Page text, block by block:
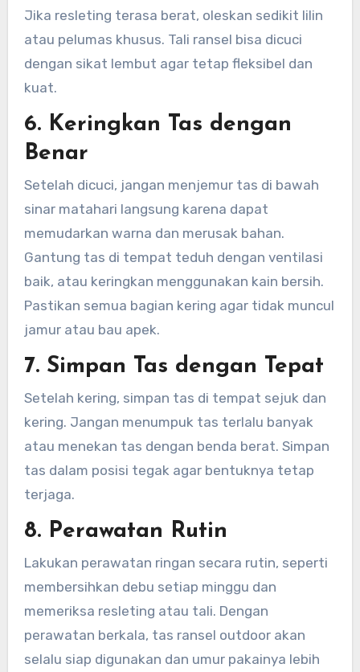
Jika resleting terasa berat, oleskan sedikit lilin
atau pelumas khusus. Tali ransel bisa dicuci
dengan sikat lembut agar tetap fleksibel dan
kuat.
6. Keringkan Tas dengan
Benar
Setelah dicuci, jangan menjemur tas di bawah
sinar matahari langsung karena dapat
memudarkan warna dan merusak bahan.
Gantung tas di tempat teduh dengan ventilasi
baik, atau keringkan menggunakan kain bersih.
Pastikan semua bagian kering agar tidak muncul
jamur atau bau apek.
7. Simpan Tas dengan Tepat
Setelah kering, simpan tas di tempat sejuk dan
kering. Jangan menumpuk tas terlalu banyak
atau menekan tas dengan benda berat. Simpan
tas dalam posisi tegak agar bentuknya tetap
terjaga.
8. Perawatan Rutin
Lakukan perawatan ringan secara rutin, seperti
membersihkan debu setiap minggu dan
memeriksa resleting atau tali. Dengan
perawatan berkala, tas ransel outdoor akan
selalu siap digunakan dan umur pakainya lebih